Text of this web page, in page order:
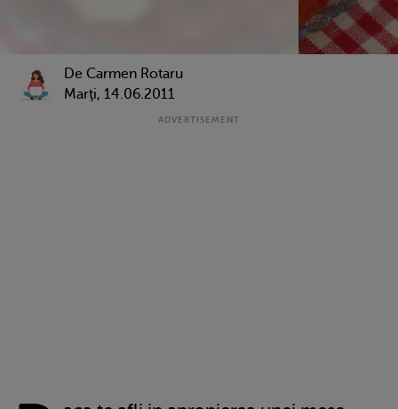
De Carmen Rotaru
Marţi, 14.06.2011